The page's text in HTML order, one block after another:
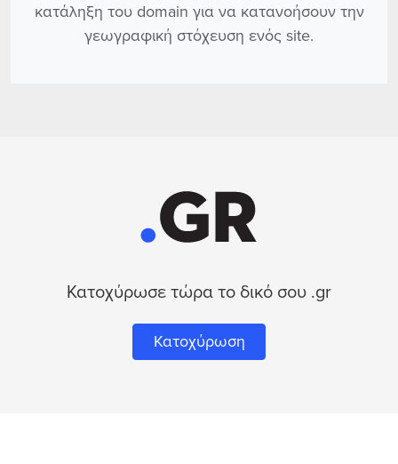
κατάληξη του domain για να κατανοήσουν την
γεωγραφική στόχευση ενός site.
Κατοχύρωσε τώρα το δικό σου .gr
Κατοχύρωση